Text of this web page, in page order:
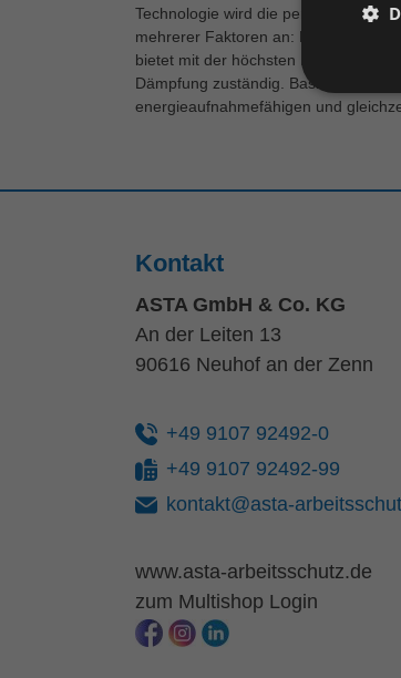
Technologie wird die perfekte
mehrerer Faktoren an: Die
bietet mit der höchsten
Dämpfung zuständig. Basis ist das
energieaufnahmefähigen und
Kontakt
ASTA GmbH & Co. KG
An der Leiten 13
90616 Neuhof an der Zenn
+49 9107 92492-0
+49 9107 92492-99
kontakt@asta-
www.asta-arbeitsschutz.de
zum Multishop Login